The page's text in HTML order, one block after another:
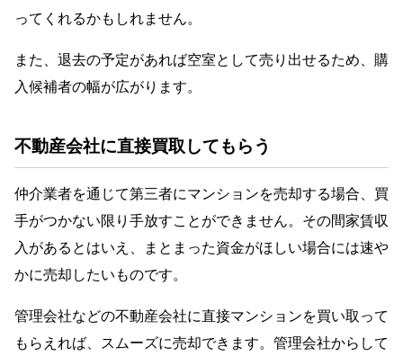
ってくれるかもしれません。
また、退去の予定があれば空室として売り出せるため、購
入候補者の幅が広がります。
不動産会社に直接買取してもらう
仲介業者を通じて第三者にマンションを売却する場合、買
手がつかない限り手放すことができません。その間家賃収
入があるとはいえ、まとまった資金がほしい場合には速や
かに売却したいものです。
管理会社などの不動産会社に直接マンションを買い取って
もらえれば、スムーズに売却できます。管理会社からして